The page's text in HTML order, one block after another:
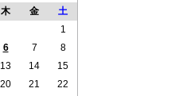
木 金
土
1
6 7
8
13 14
15
20 21
22